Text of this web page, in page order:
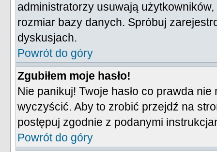
administratorzy usuwają
rozmiar bazy danych. Spróbuj
dyskusjach.
Powrót do góry
Zgubiłem moje hasło!
Nie panikuj! Twoje hasło co prawda
wyczyścić. Aby to zrobić przejdź na
postępuj zgodnie z podanymi
Powrót do góry